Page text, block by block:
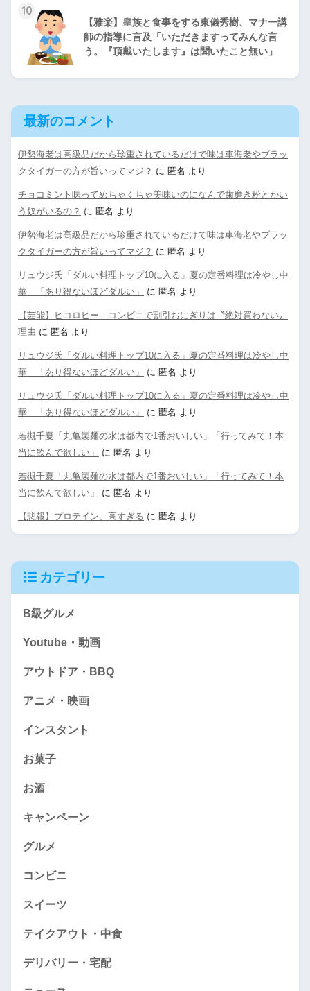
10
【雅楽】皇族と食事をする東儀秀樹、マナー講
師の指導に言及「いただきますってみんな言
う。『頂戴いたします』は聞いたこと無い」
最新のコメント
伊勢海老は高級品だから珍重されているだけで味は車海老やブラッ
クタイガーの方が旨いってマジ？ に 匿名 より
チョコミント味ってめちゃくちゃ美味いのになんで歯磨き粉とかい
う奴がいるの？ に 匿名 より
伊勢海老は高級品だから珍重されているだけで味は車海老やブラッ
クタイガーの方が旨いってマジ？ に 匿名 より
リュウジ氏「ダルい料理トップ10に入る」夏の定番料理は冷やし中
華 「あり得ないほどダルい」
に 匿名 より
【芸能】ヒコロヒー コンビニで割引おにぎりは〝絶対買わない〟
理由 に 匿名 より
リュウジ氏「ダルい料理トップ10に入る」夏の定番料理は冷やし中
華 「あり得ないほどダルい」
に 匿名 より
リュウジ氏「ダルい料理トップ10に入る」夏の定番料理は冷やし中
華 「あり得ないほどダルい」
に 匿名 より
若槻千夏「丸亀製麺の水は都内で1番おいしい」「行ってみて！本
当に飲んで欲しい」
に 匿名 より
若槻千夏「丸亀製麺の水は都内で1番おいしい」「行ってみて！本
当に飲んで欲しい」
に 匿名 より
【悲報】プロテイン、高すぎる に 匿名 より
カテゴリー
B級グルメ
Youtube・動画
アウトドア・BBQ
アニメ・映画
インスタント
お菓子
お酒
キャンペーン
グルメ
コンビニ
スイーツ
テイクアウト・中食
デリバリー・宅配